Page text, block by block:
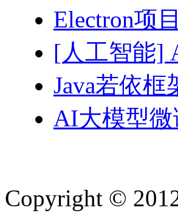
Electron项
[人工智能]
Java若依
AI大模型
Copyright ©